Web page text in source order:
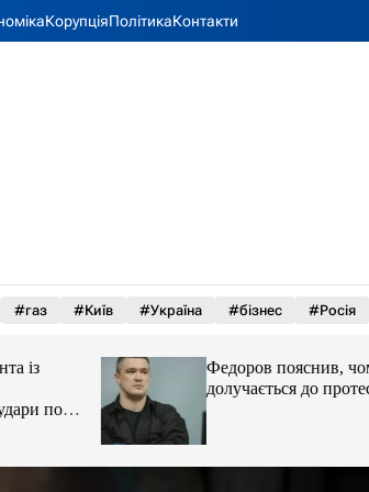
КорупціяПолітикаКонтакти
#газ #Київ #Україна #бізнес #Росія
по
Федоров пояснив, чому
долучається до